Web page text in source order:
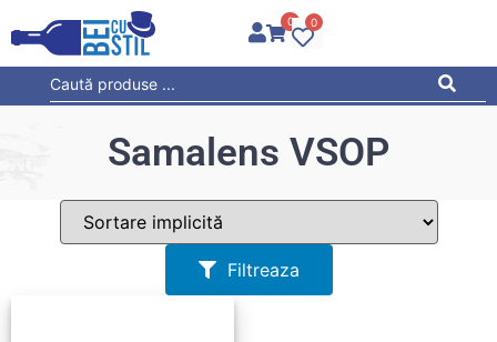
0 0
Samalens VSOP
Filtreaza